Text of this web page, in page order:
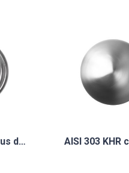
d… AISI 303 KHR